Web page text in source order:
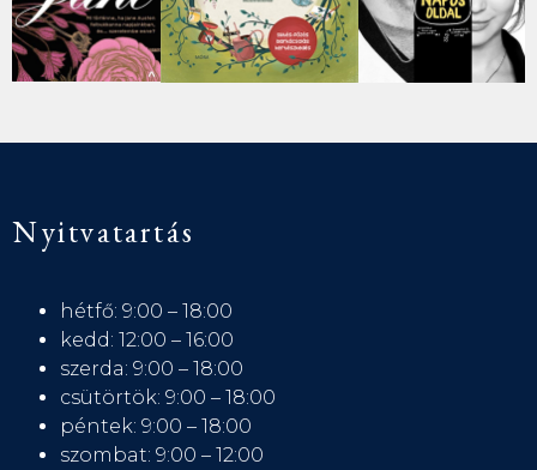
Nyitvatartás
hétfő: 9:00 – 18:00
kedd: 12:00 – 16:00
szerda: 9:00 – 18:00
csütörtök: 9:00 – 18:00
péntek: 9:00 – 18:00
szombat: 9:00 – 12:00